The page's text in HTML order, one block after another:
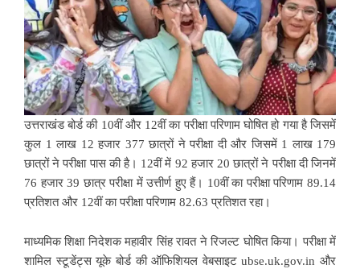
उत्तराखंड बोर्ड की 10वीं और 12वीं का परीक्षा परिणाम घोषित हो गया है जिसमें
कुल 1 लाख 12 हजार 377 छात्रों ने परीक्षा दी और जिसमें 1 लाख 179
छात्रों ने परीक्षा पास की है। 12वीं में 92 हजार 20 छात्रों ने परीक्षा दी जिनमें
76 हजार 39 छात्र परीक्षा में उत्तीर्ण हुए हैं। 10वीं का परीक्षा परिणाम 89.14
प्रतिशत और 12वीं का परीक्षा परिणाम 82.63 प्रतिशत रहा।
माध्यमिक शिक्षा निदेशक महावीर सिंह रावत ने रिजल्ट घोषित किया। परीक्षा में
शामिल स्टूडेंट्स यूके बोर्ड की ऑफिशियल वेबसाइट ubse.uk.gov.in और